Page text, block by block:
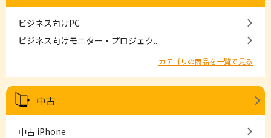
ビジネス向けPC
ビジネス向けモニター・プロジェク...
カテゴリの商品を一覧で見る
中古
中古 iPhone